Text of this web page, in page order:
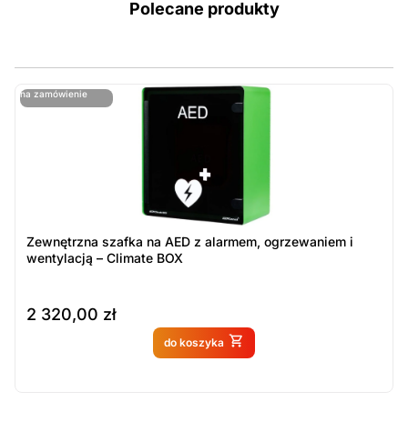
Polecane produkty
na zamówienie
ostatnie sztuki
Zewnętrzna szafka na AED z alarmem, ogrzewaniem i
wentylacją – Climate BOX
2 320,00 zł
do koszyka
Produkt dostępny na